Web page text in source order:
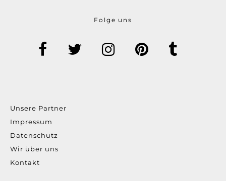
Folge uns
Unsere Partner
Impressum
Datenschutz
Wir über uns
Kontakt